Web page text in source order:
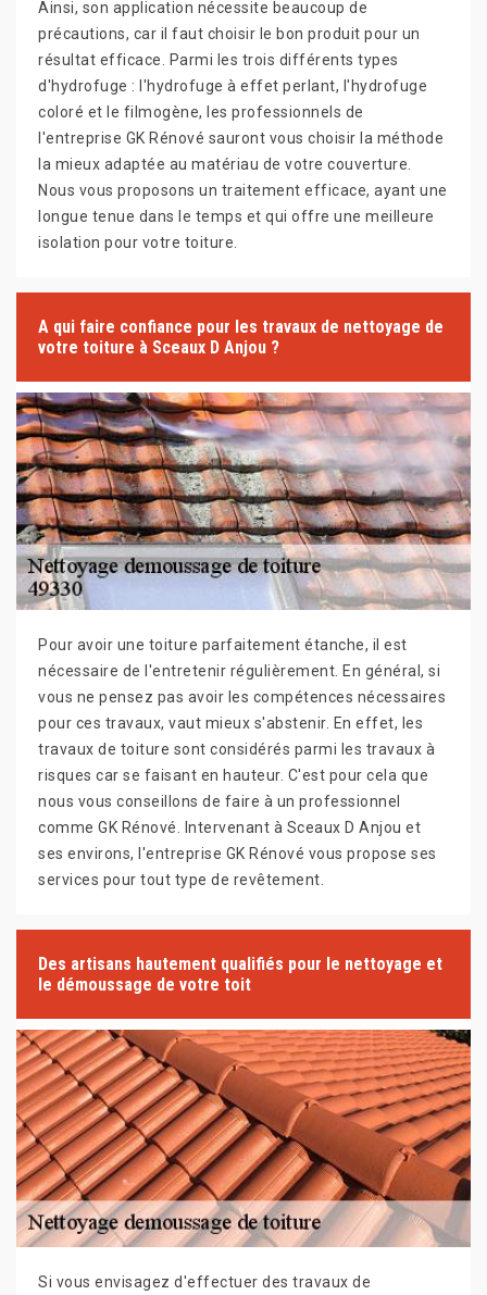
Ainsi, son application nécessite beaucoup de
précautions, car il faut choisir le bon produit pour un
résultat efficace. Parmi les trois différents types
d'hydrofuge : l'hydrofuge à effet perlant, l'hydrofuge
coloré et le filmogène, les professionnels de
l'entreprise GK Rénové sauront vous choisir la méthode
la mieux adaptée au matériau de votre couverture.
Nous vous proposons un traitement efficace, ayant une
longue tenue dans le temps et qui offre une meilleure
isolation pour votre toiture.
A qui faire confiance pour les travaux de nettoyage de
votre toiture à Sceaux D Anjou ?
Pour avoir une toiture parfaitement étanche, il est
nécessaire de l'entretenir régulièrement. En général, si
vous ne pensez pas avoir les compétences nécessaires
pour ces travaux, vaut mieux s'abstenir. En effet, les
travaux de toiture sont considérés parmi les travaux à
risques car se faisant en hauteur. C'est pour cela que
nous vous conseillons de faire à un professionnel
comme GK Rénové. Intervenant à Sceaux D Anjou et
ses environs, l'entreprise GK Rénové vous propose ses
services pour tout type de revêtement.
Des artisans hautement qualifiés pour le nettoyage et
le démoussage de votre toit
Si vous envisagez d'effectuer des travaux de